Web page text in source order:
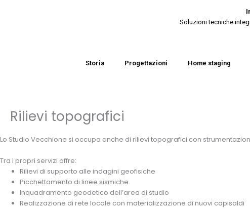
Soluzioni tecniche
Storia Progettazioni Home staging
Rilievi topografici
Lo Studio Vecchione si occupa anche di rilievi topografici con
Tra i propri servizi offre:
Rilievi di supporto alle indagini geofisiche
Picchettamento di linee sismiche
Inquadramento geodetico dell’area di studio
Realizzazione di rete locale con materializzazione di nuovi capisaldi